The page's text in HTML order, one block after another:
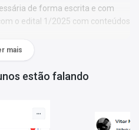
de forma escrita e com
o edital 1/2025 com conteúdos
Judiciário - 450 Questões
gabarito oficial ao final de cada
4 - Técnico Judiciário - Agente
mais
estão falando